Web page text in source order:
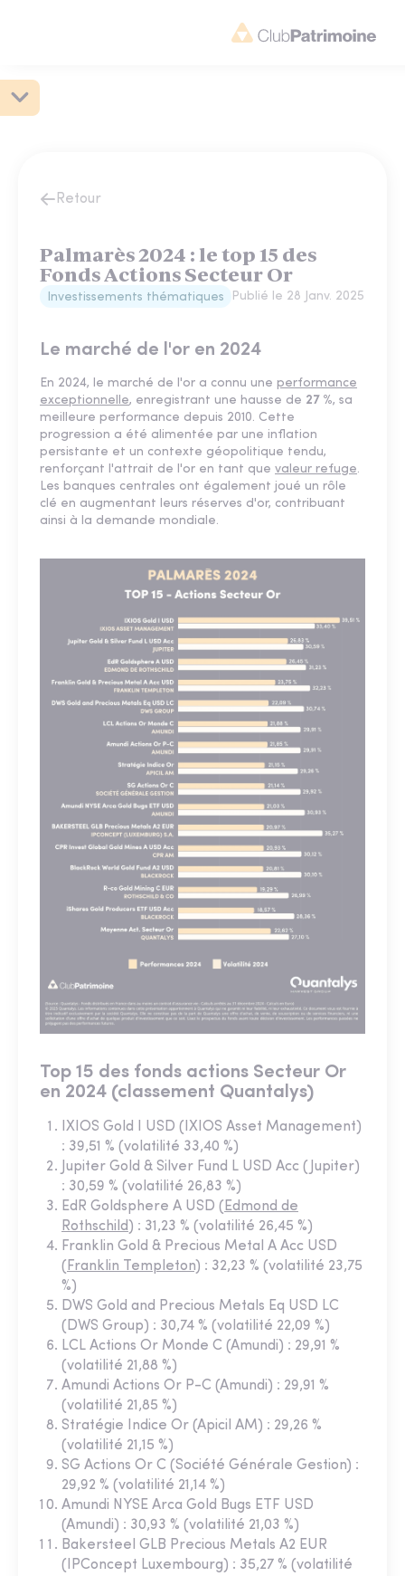
Retour
Palmarès 2024 : le top 15 des
Fonds Actions Secteur Or
Investissements thématiques Publié le 28 Janv. 2025
Le marché de l'or en 2024
En 2024, le marché de l'or a connu une performance
exceptionnelle, enregistrant une hausse de 27 %, sa
meilleure performance depuis 2010. Cette
progression a été alimentée par une inflation
persistante et un contexte géopolitique tendu,
renforçant l'attrait de l'or en tant que valeur refuge.
Les banques centrales ont également joué un rôle
clé en augmentant leurs réserves d'or, contribuant
ainsi à la demande mondiale.
Top 15 des fonds actions Secteur Or
en 2024 (classement Quantalys)
IXIOS Gold I USD (IXIOS Asset Management)
: 39,51 % (volatilité 33,40 %)
Jupiter Gold & Silver Fund L USD Acc (Jupiter)
: 30,59 % (volatilité 26,83 %)
EdR Goldsphere A USD ( Edmond de
Rothschild ) : 31,23 % (volatilité 26,45 %)
Franklin Gold & Precious Metal A Acc USD
( Franklin Templeton) : 32,23 % (volatilité 23,75
%)
DWS Gold and Precious Metals Eq USD LC
(DWS Group) : 30,74 % (volatilité 22,09 %)
LCL Actions Or Monde C (Amundi) : 29,91 %
(volatilité 21,88 %)
Amundi Actions Or P-C (Amundi) : 29,91 %
(volatilité 21,85 %)
Stratégie Indice Or (Apicil AM) : 29,26 %
(volatilité 21,15 %)
SG Actions Or C (Société Générale Gestion) :
29,92 % (volatilité 21,14 %)
Amundi NYSE Arca Gold Bugs ETF USD
(Amundi) : 30,93 % (volatilité 21,03 %)
Bakersteel GLB Precious Metals A2 EUR
(IPConcept Luxembourg) : 35,27 % (volatilité